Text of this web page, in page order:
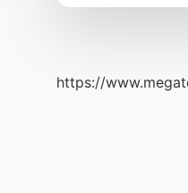
https://